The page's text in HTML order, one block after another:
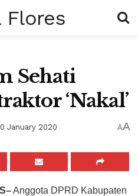
Flores
Sehati
‘Nakal’
January 2020 AA
Anggota DPRD Kabupaten